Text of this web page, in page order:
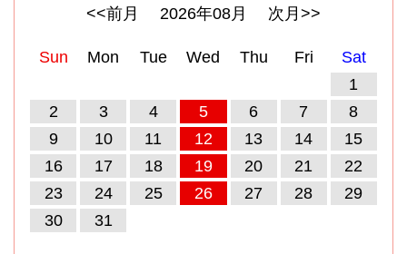
<<前月 2026年08月 次月>>
Sun Mon Tue Wed Thu Fri
Sat
1
2
3 4 5 6 7
8
9
10 11 12 13 14
15
16
17 18 19 20 21
22
23
24 25 26 27 28
29
30
31